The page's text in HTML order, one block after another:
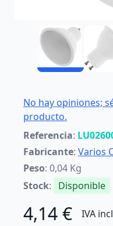
No hay opiniones;
producto.
Referencia:
Fabricante: Varios
Peso: 0,04 Kg
Stock: Disponible
4,14 € IVA